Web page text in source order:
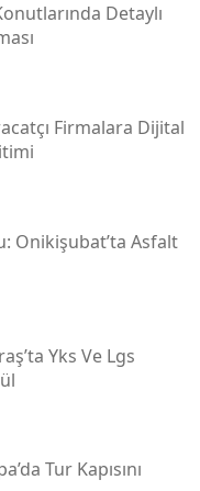
Detaylı
Firmalara Dijital
Onikişubat’ta Asfalt
Yks Ve Lgs
Tur Kapısını